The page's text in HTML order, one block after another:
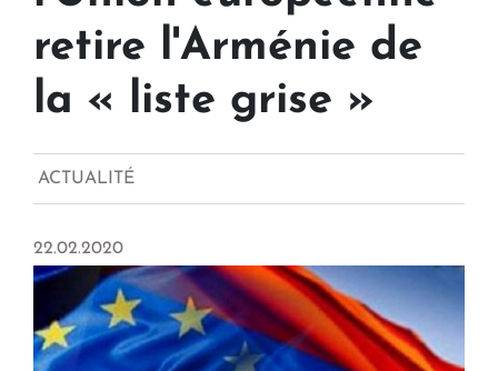
retire l'Arménie de
la « liste grise »
ACTUALITÉ
22.02.2020